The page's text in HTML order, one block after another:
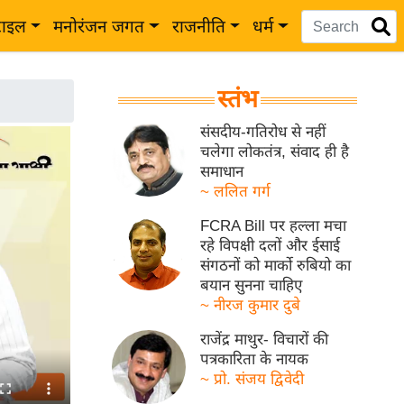
मनोरंजन जगत राजनीति धर्म
स्तंभ
संसदीय-गतिरोध से नहीं
चलेगा लोकतंत्र, संवाद ही है
समाधान
~ ललित गर्ग
FCRA Bill पर हल्ला मचा
रहे विपक्षी दलों और ईसाई
संगठनों को मार्को रुबियो का
बयान सुनना चाहिए
~ नीरज कुमार दुबे
राजेंद्र माथुर- विचारों की
पत्रकारिता के नायक
~ प्रो. संजय द्विवेदी